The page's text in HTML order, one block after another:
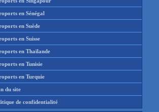
en Sénégal
en Suède
en Suisse
en Thaïlande
en Tunisie
en Turquie
du site
de confidentialité